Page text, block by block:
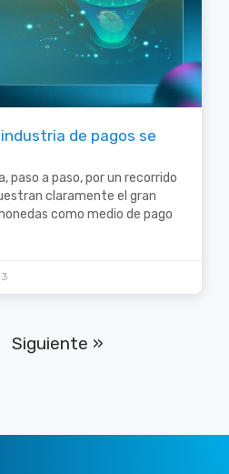
de pagos se
paso a paso, por un recorrido
claramente el gran
como medio de pago
Siguiente »